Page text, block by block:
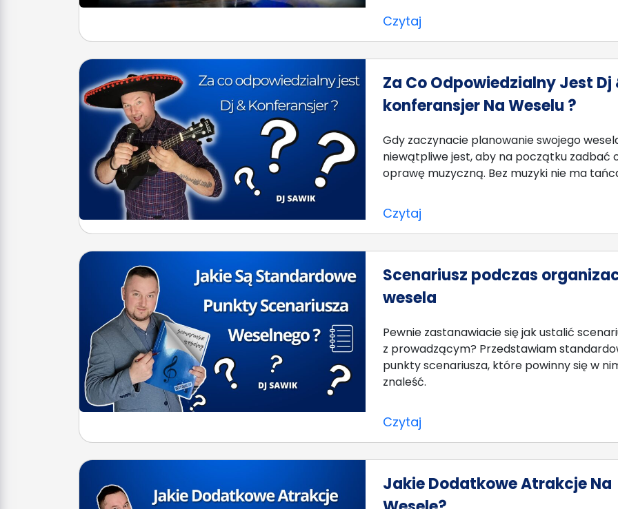
Czytaj
Za Co Odpowiedzialny Jest Dj
konferansjer Na Weselu ?
Gdy zaczynacie planowanie swojego
niewątpliwe jest, aby na początku zadbać
oprawę muzyczną. Bez muzyki nie ma
Czytaj
Scenariusz podczas
wesela
Pewnie zastanawiacie się jak ustalić
z prowadzącym? Przedstawiam
punkty scenariusza, które powinny się w
znaleść.
Czytaj
Jakie Dodatkowe Atrakcje Na